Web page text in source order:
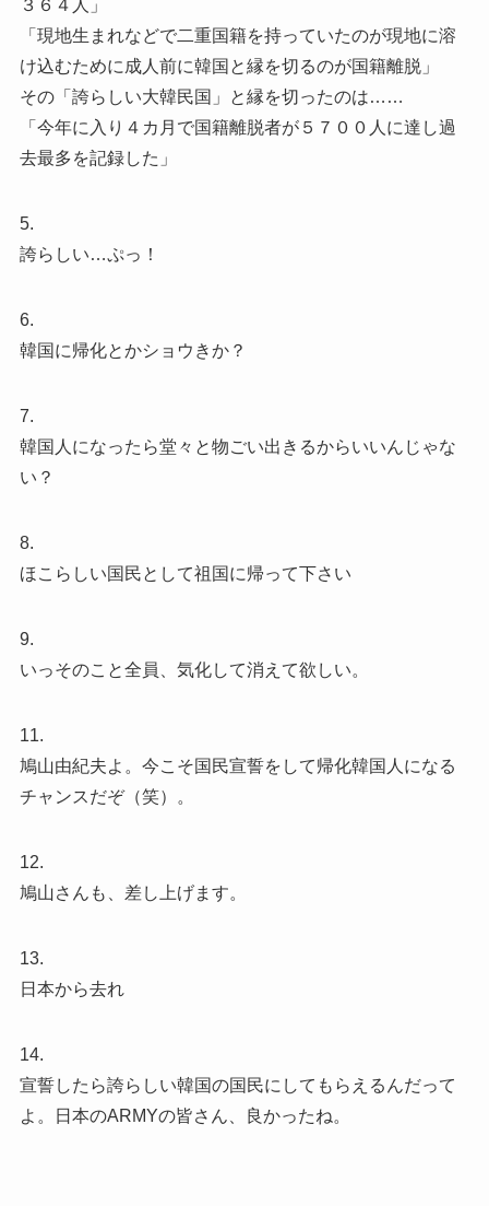
３６４人」
「現地生まれなどで二重国籍を持っていたのが現地に溶
け込むために成人前に韓国と縁を切るのが国籍離脱」
その「誇らしい大韓民国」と縁を切ったのは……
「今年に入り４カ月で国籍離脱者が５７００人に達し過
去最多を記録した」
5.
誇らしい…ぷっ！
6.
韓国に帰化とかショウきか？
7.
韓国人になったら堂々と物ごい出きるからいいんじゃな
い？
8.
ほこらしい国民として祖国に帰って下さい
9.
いっそのこと全員、気化して消えて欲しい。
11.
鳩山由紀夫よ。今こそ国民宣誓をして帰化韓国人になる
チャンスだぞ（笑）。
12.
鳩山さんも、差し上げます。
13.
日本から去れ
14.
宣誓したら誇らしい韓国の国民にしてもらえるんだって
よ。日本のARMYの皆さん、良かったね。